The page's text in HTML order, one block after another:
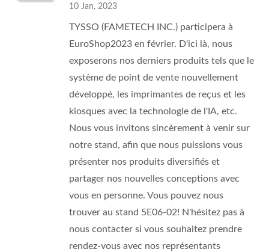
10 Jan, 2023
TYSSO (FAMETECH INC.) participera à
EuroShop2023 en février. D'ici là, nous
exposerons nos derniers produits tels que le
système de point de vente nouvellement
développé, les imprimantes de reçus et les
kiosques avec la technologie de l'IA, etc.
Nous vous invitons sincèrement à venir sur
notre stand, afin que nous puissions vous
présenter nos produits diversifiés et
partager nos nouvelles conceptions avec
vous en personne. Vous pouvez nous
trouver au stand 5E06-02! N'hésitez pas à
nous contacter si vous souhaitez prendre
rendez-vous avec nos représentants